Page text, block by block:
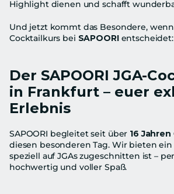
Highlight dienen und schafft
Und jetzt kommt das Besondere,
Cocktailkurs bei SAPOORI entscheidet:
Der SAPOORI
in Frankfurt – euer
Erlebnis
SAPOORI begleitet seit über 16 Jahren
diesen besonderen Tag. Wir bieten ein
speziell auf JGAs zugeschnitten ist –
hochwertig und voller Spaß.